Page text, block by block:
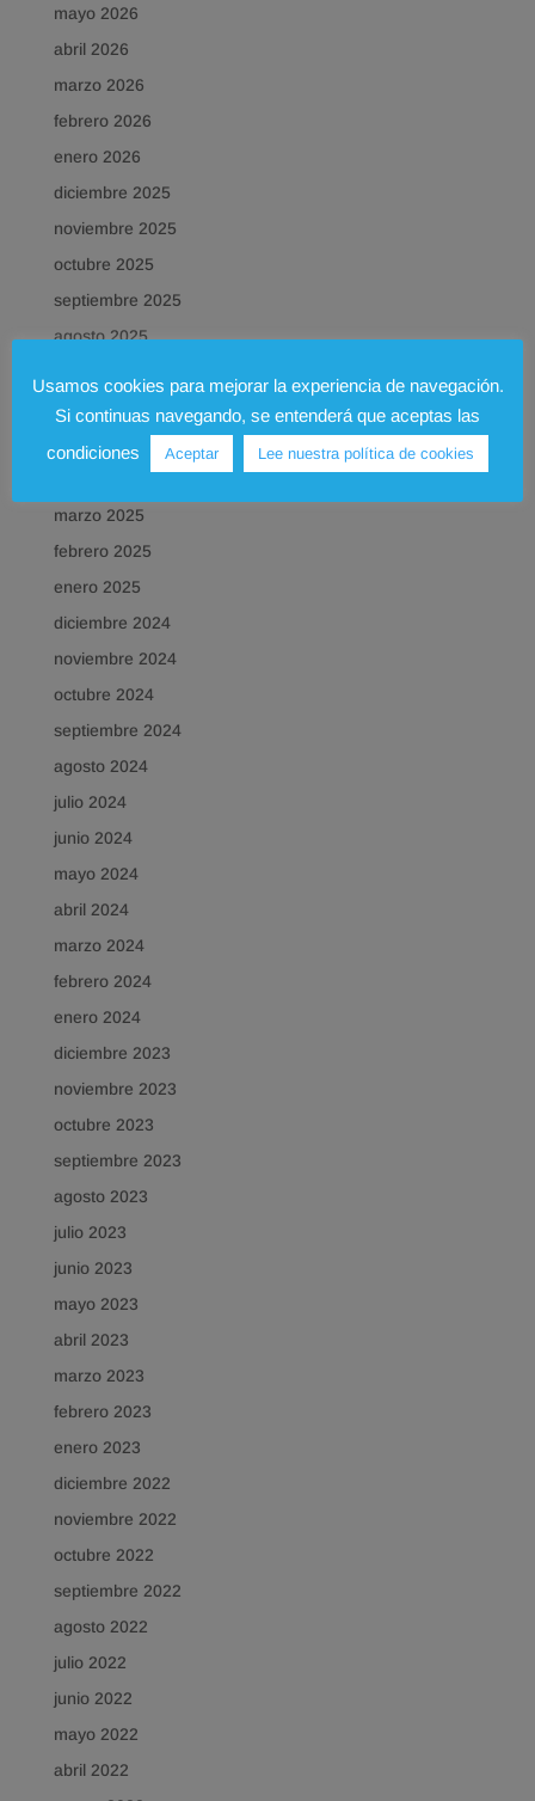
mayo 2026
abril 2026
marzo 2026
febrero 2026
enero 2026
diciembre 2025
noviembre 2025
octubre 2025
septiembre 2025
agosto 2025
junio 2025
mayo 2025
marzo 2025
febrero 2025
enero 2025
diciembre 2024
noviembre 2024
octubre 2024
septiembre 2024
agosto 2024
julio 2024
junio 2024
mayo 2024
abril 2024
marzo 2024
febrero 2024
enero 2024
diciembre 2023
noviembre 2023
octubre 2023
septiembre 2023
agosto 2023
julio 2023
junio 2023
mayo 2023
abril 2023
marzo 2023
febrero 2023
enero 2023
diciembre 2022
noviembre 2022
octubre 2022
septiembre 2022
agosto 2022
julio 2022
junio 2022
mayo 2022
abril 2022
Usamos cookies para mejorar la experiencia de navegación.
Si continuas navegando, se entenderá que aceptas las
condiciones
Aceptar Lee nuestra política de cookies